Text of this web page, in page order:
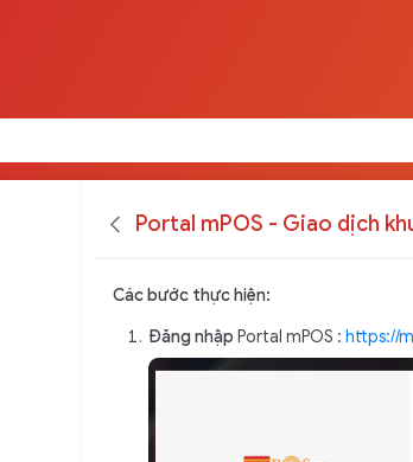
Portal mPOS - Giao dịch
Các bước thực hiện:
Đăng nhập Portal mPOS : https://